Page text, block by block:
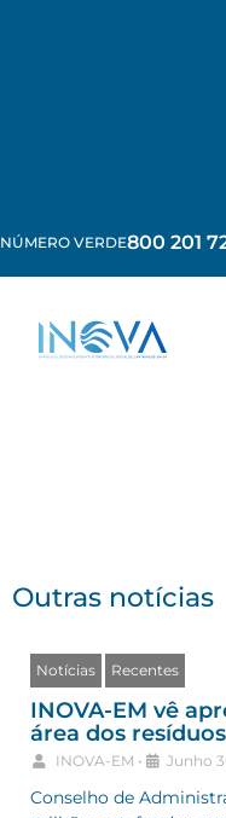
NÚMERO VERDE800 201
Outras notícias
Notícias Recentes
INOVA-EM vê
área dos resíduos
INOVA-EM • Junho
Conselho de